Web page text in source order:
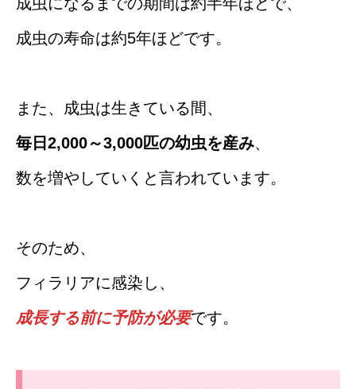
成虫の寿命は約5年ほどです。
また、成虫は生きている間、
毎日2,000～3,000匹の幼虫を産み、
数を増やしていくと言われています。
そのため、
フィラリアに感染し、
成長する前に予防が必要です。